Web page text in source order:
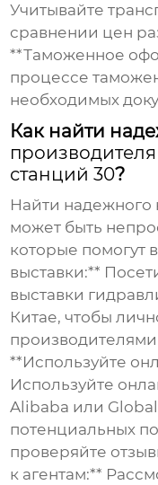
Учитывайте
сравнении цен
**Таможенное
процессе
необходимых
Как найти
станций 30?
Найти надежного
может быть
которые помогут
выставки:**
выставки
Китае, чтобы
**Используйте
Используйте
Alibaba или
потенциальных
проверяйте
к агентам:**